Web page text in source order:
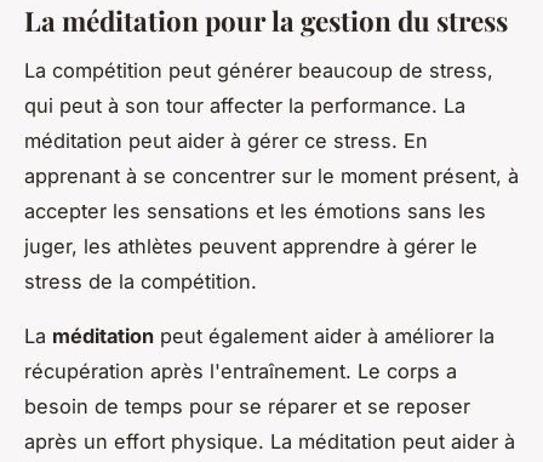
La méditation pour la gestion du stress
La compétition peut générer beaucoup de stress,
qui peut à son tour affecter la performance. La
méditation peut aider à gérer ce stress. En
apprenant à se concentrer sur le moment présent, à
accepter les sensations et les émotions sans les
juger, les athlètes peuvent apprendre à gérer le
stress de la compétition.
La méditation peut également aider à améliorer la
récupération après l'entraînement. Le corps a
besoin de temps pour se réparer et se reposer
après un effort physique. La méditation peut aider à